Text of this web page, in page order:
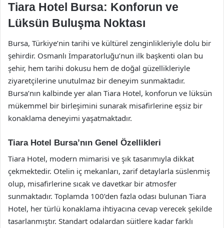
Tiara Hotel Bursa: Konforun ve
Lüksün Buluşma Noktası
Bursa, Türkiye’nin tarihi ve kültürel zenginlikleriyle dolu bir
şehirdir. Osmanlı İmparatorluğu’nun ilk başkenti olan bu
şehir, hem tarihi dokusu hem de doğal güzellikleriyle
ziyaretçilerine unutulmaz bir deneyim sunmaktadır.
Bursa’nın kalbinde yer alan Tiara Hotel, konforun ve lüksün
mükemmel bir birleşimini sunarak misafirlerine eşsiz bir
konaklama deneyimi yaşatmaktadır.
Tiara Hotel Bursa’nın Genel Özellikleri
Tiara Hotel, modern mimarisi ve şık tasarımıyla dikkat
çekmektedir. Otelin iç mekanları, zarif detaylarla süslenmiş
olup, misafirlerine sıcak ve davetkar bir atmosfer
sunmaktadır. Toplamda 100’den fazla odası bulunan Tiara
Hotel, her türlü konaklama ihtiyacına cevap verecek şekilde
tasarlanmıştır. Standart odalardan süitlere kadar farklı